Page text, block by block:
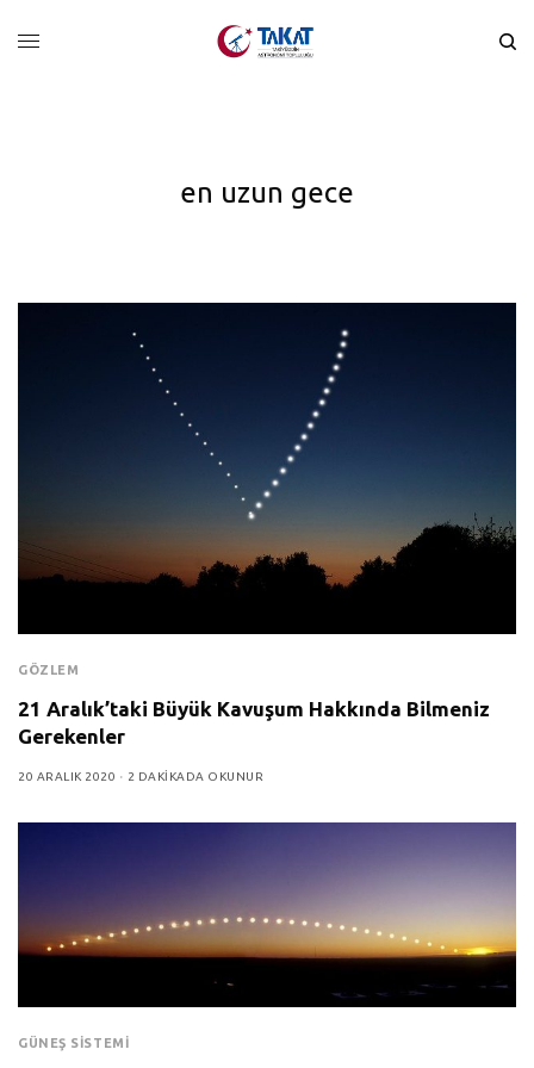
en uzun gece
GÖZLEM
21 Aralık’taki Büyük Kavuşum Hakkında Bilmeniz
Gerekenler
20 ARALIK 2020 2 DAKIKADA OKUNUR
GÜNEŞ SISTEMI